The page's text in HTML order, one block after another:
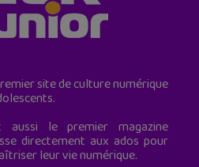
site de culture numérique
aussi le premier magazine
directement aux ados pour
leur vie numérique.